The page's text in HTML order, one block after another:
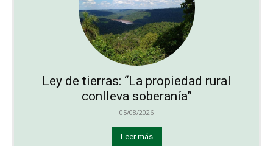
Ley de tierras: “La propiedad rural
conlleva soberanía”
05/08/2026
Leer más